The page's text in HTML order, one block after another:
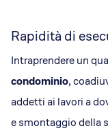
Rapidità di
Intraprendere un
condominio,
addetti ai lavori a
e smontaggio della